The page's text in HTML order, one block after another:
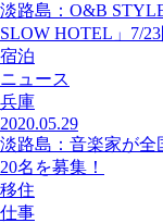
淡路島：O&B
SLOW HOTEL」7/
宿泊
ニュース
兵庫
2020.05.29
淡路島：音楽家が全
20名を募集！
移住
仕事